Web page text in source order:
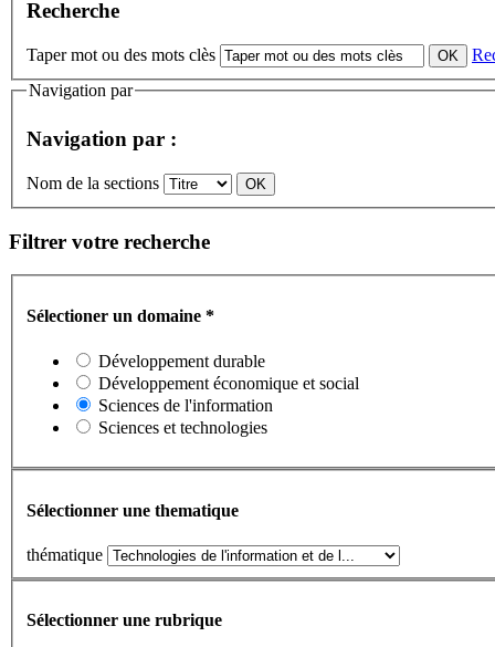
Recherche
Taper mot ou des mots clès
Navigation par
Navigation par :
Nom de la sections
Filtrer votre recherche
Sélectioner un domaine *
Développement durable
Développement économique et social
Sciences de l'information
Sciences et technologies
Sélectionner une thematique
thématique
Sélectionner une rubrique